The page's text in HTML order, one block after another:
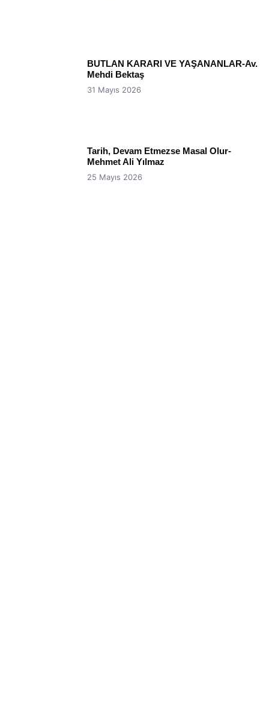
BUTLAN KARARI VE YAŞANANLAR-Av.
Mehdi Bektaş
31 Mayıs 2026
Tarih, Devam Etmezse Masal Olur-
Mehmet Ali Yılmaz
25 Mayıs 2026